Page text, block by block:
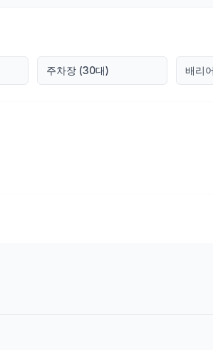
주차장 (30대) 배리